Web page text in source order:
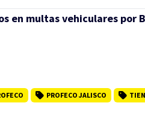
en multas vehiculares por
PROFECO JALISCO